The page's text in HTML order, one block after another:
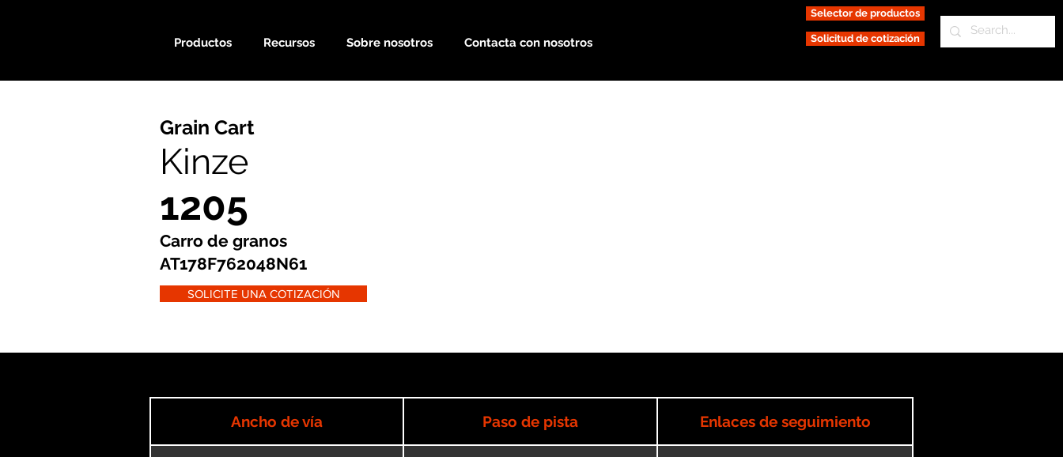
Productos Recursos Sobre nosotros Contacta con nosotros
Selector de productos
Solicitud de cotización
Grain Cart
Kinze
1205
Carro de granos
AT178F762048N61
SOLICITE UNA COTIZACIÓN
Ancho de vía Paso de pista Enlaces de seguimiento